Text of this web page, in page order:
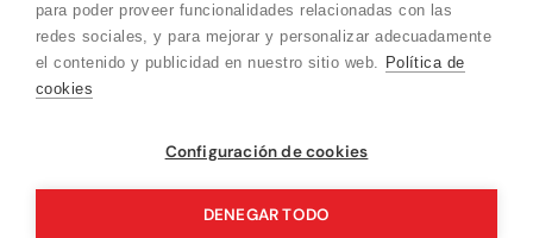
para poder proveer funcionalidades relacionadas con las
redes sociales, y para mejorar y personalizar adecuadamente
el contenido y publicidad en nuestro sitio web. Política de
cookies
Configuración de cookies
DENEGAR TODO
Protección de Datos
Blog EN
Blog DE
Blog IT
Vuelvo en un momento. Recuerda que
nuestro horario de atención al cliente es de